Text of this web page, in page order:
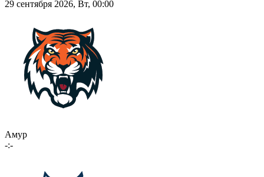
29 сентября 2026, Вт, 00:00
Амур
-:-